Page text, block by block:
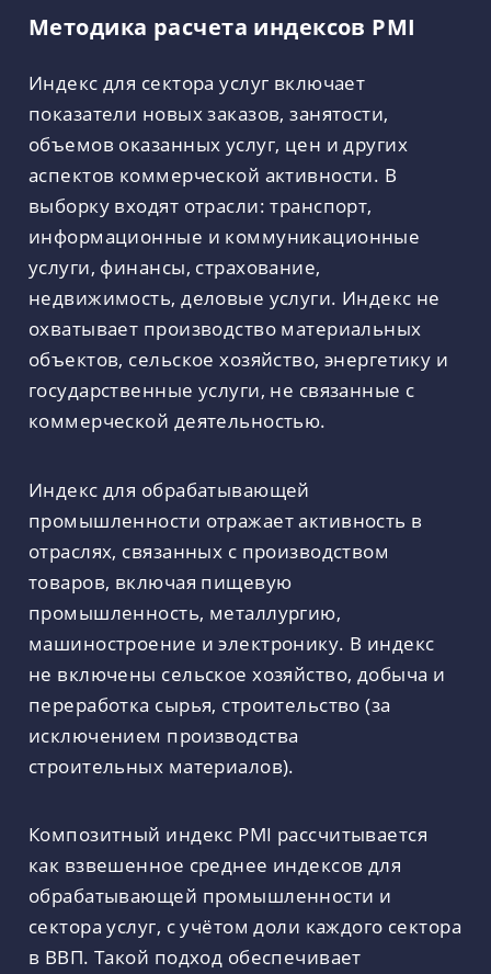
Методика расчета индексов PMI
Индекс для сектора услуг включает
показатели новых заказов, занятости,
объемов оказанных услуг, цен и других
аспектов коммерческой активности. В
выборку входят отрасли: транспорт,
информационные и коммуникационные
услуги, финансы, страхование,
недвижимость, деловые услуги. Индекс не
охватывает производство материальных
объектов, сельское хозяйство, энергетику и
государственные услуги, не связанные с
коммерческой деятельностью.
Индекс для обрабатывающей
промышленности отражает активность в
отраслях, связанных с производством
товаров, включая пищевую
промышленность, металлургию,
машиностроение и электронику. В индекс
не включены сельское хозяйство, добыча и
переработка сырья, строительство (за
исключением производства
строительных материалов).
Композитный индекс PMI рассчитывается
как взвешенное среднее индексов для
обрабатывающей промышленности и
сектора услуг, с учётом доли каждого сектора
в ВВП. Такой подход обеспечивает